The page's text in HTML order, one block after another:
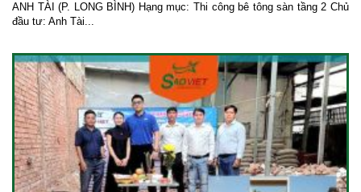
ANH TÀI (P. LONG BÌNH) Hạng mục: Thi công bê tông sàn tầng 2 Chủ
đầu tư: Anh Tài...